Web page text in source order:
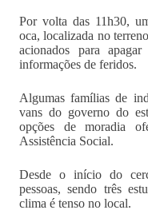
Por volta das 11h30,
oca, localizada no
acionados para
informações de feridos.
Algumas famílias de
vans do governo do
opções de moradia
Assistência Social.
Desde o início do
pessoas, sendo três
clima é tenso no local.